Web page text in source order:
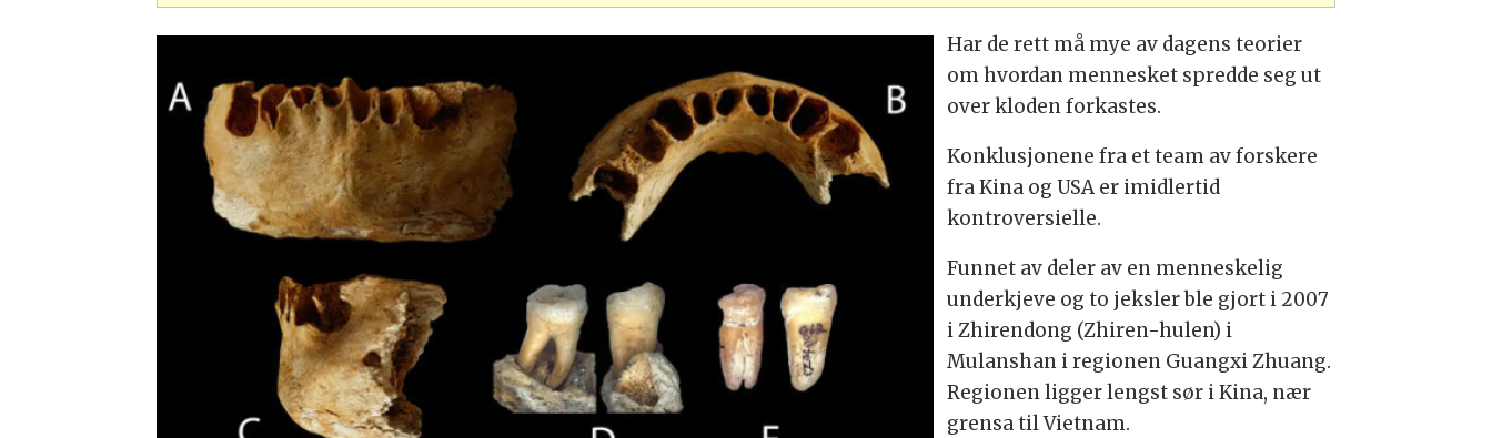
Har de rett må mye av dagens teorier
om hvordan mennesket spredde seg ut
over kloden forkastes.
Konklusjonene fra et team av forskere
fra Kina og USA er imidlertid
kontroversielle.
Funnet av deler av en menneskelig
underkjeve og to jeksler ble gjort i 2007
i Zhirendong (Zhiren-hulen) i
Mulanshan i regionen Guangxi Zhuang.
Regionen ligger lengst sør i Kina, nær
grensa til Vietnam.